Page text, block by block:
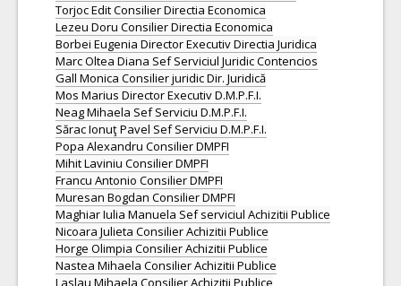
Torjoc Edit Consilier Directia Economica
Lezeu Doru Consilier Directia Economica
Borbei Eugenia Director Executiv Directia Juridica
Marc Oltea Diana Sef Serviciul Juridic Contencios
Gall Monica Consilier juridic Dir. Juridică
Mos Marius Director Executiv D.M.P.F.I.
Neag Mihaela Sef Serviciu D.M.P.F.I.
Sărac Ionuţ Pavel Sef Serviciu D.M.P.F.I.
Popa Alexandru Consilier DMPFI
Mihit Laviniu Consilier DMPFI
Francu Antonio Consilier DMPFI
Muresan Bogdan Consilier DMPFI
Maghiar Iulia Manuela Sef serviciul Achizitii Publice
Nicoara Julieta Consilier Achizitii Publice
Horge Olimpia Consilier Achizitii Publice
Nastea Mihaela Consilier Achizitii Publice
Laslau Mihaela Consilier Achizitii Publice